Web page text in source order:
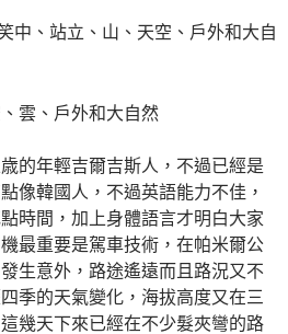
的年輕吉爾吉斯人，不過已經是
像韓國人，不過英語能力不佳，
時間，加上身體語言才明白大家
最重要是駕車技術，在帕米爾公
生意外，路途遙遠而且路況又不
季的天氣變化，海拔高度又在三
幾天下來已經在不少髮夾彎的路